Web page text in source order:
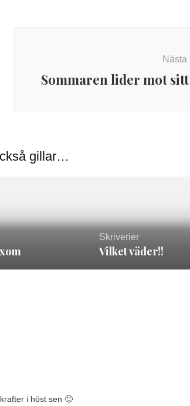
Nästa
Sommaren lider mot
gillar…
Skriverier
Vilket väder!!
i höst sen 🙂